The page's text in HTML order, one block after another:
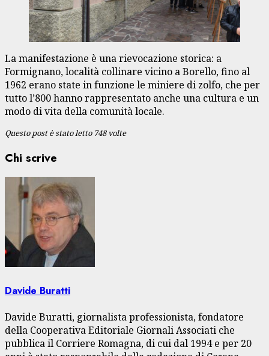
La manifestazione è una rievocazione storica: a
Formignano, località collinare vicino a Borello, fino al
1962 erano state in funzione le miniere di zolfo, che per
tutto l’800 hanno rappresentato anche una cultura e un
modo di vita della comunità locale.
Questo post è stato letto 748 volte
Chi scrive
Davide Buratti
Davide Buratti, giornalista professionista, fondatore
della Cooperativa Editoriale Giornali Associati che
pubblica il Corriere Romagna, di cui dal 1994 e per 20